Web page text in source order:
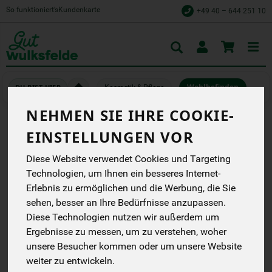
NEHMEN SIE IHRE COOKIE-
EINSTELLUNGEN VOR
Diese Website verwendet Cookies und Targeting
Technologien, um Ihnen ein besseres Internet-
Erlebnis zu ermöglichen und die Werbung, die Sie
sehen, besser an Ihre Bedürfnisse anzupassen.
Diese Technologien nutzen wir außerdem um
Ergebnisse zu messen, um zu verstehen, woher
unsere Besucher kommen oder um unsere Website
weiter zu entwickeln.
So funktioniert’s Kundenkarte +49 40 – 644 251 10
Kosmetik & Pflege Wohlbefinden
KRUUT KRAFT BIO
KRÄUTERAUSZUG
Wir bringen bewährtes
Wissen zurück in deinen
Alltag: Unsere Rezepturen
basieren auf
jahrtausendealtem
Wissen und beinhalten
ausschließlich
Toggle
cart